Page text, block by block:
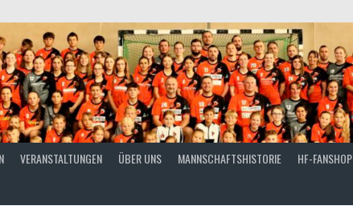
VERANSTALTUNGEN ÜBER UNS MANNSCHAFTSHISTORIE HF-FANSHOP